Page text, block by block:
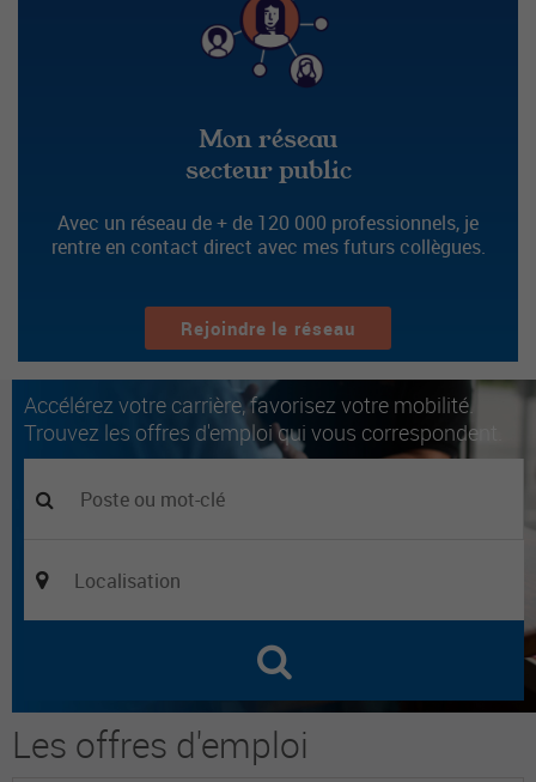
Mon réseau
secteur public
Avec un réseau de + de 120 000 professionnels, je
rentre en contact direct avec mes futurs collègues.
Rejoindre le réseau
Accélérez votre carrière, favorisez votre mobilité.
Trouvez les offres d'emploi qui vous correspondent.
Les offres d'emploi